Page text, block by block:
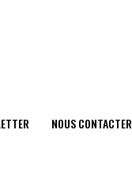
NOUS CONTACTER